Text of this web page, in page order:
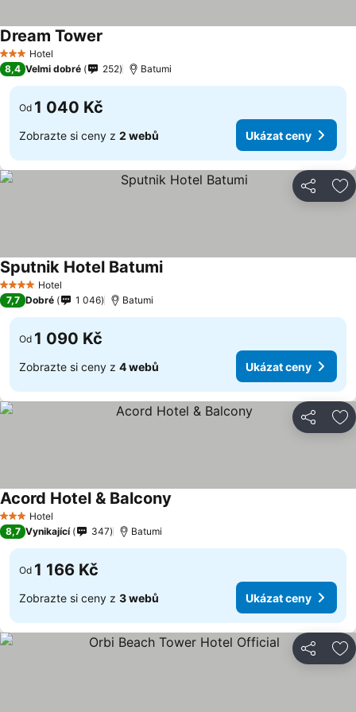
3 Počet hvězdiček
Hotel
Dream Tower
8,4 Velmi dobré 252 Batumi
Od 1 040 Kč
Zobrazte si ceny z 2 webů Ukázat ceny
Sdílet
4 Počet hvězdiček
Hotel
Sputnik Hotel Batumi
7,7 Dobré 1 046 Batumi
Od 1 090 Kč
Zobrazte si ceny z 4 webů Ukázat ceny
Sdílet
3 Počet hvězdiček
Hotel
Acord Hotel & Balcony
8,7 Vynikající 347 Batumi
Od 1 166 Kč
Zobrazte si ceny z 3 webů Ukázat ceny
Sdílet